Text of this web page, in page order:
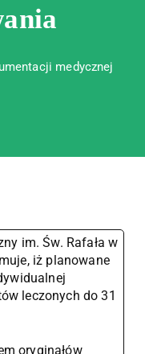
medycznej
im. Św. Rafała w
iż planowane
leczonych do 31
oryginałów